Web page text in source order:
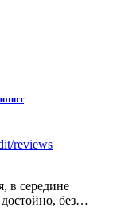
reviews
в середине
достойно, без…